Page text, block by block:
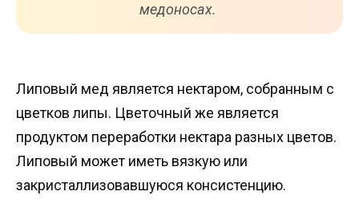
медоносах.
Липовый мед является нектаром, собранным с
цветков липы. Цветочный же является
продуктом переработки нектара разных цветов.
Липовый может иметь вязкую или
закристаллизовавшуюся консистенцию.